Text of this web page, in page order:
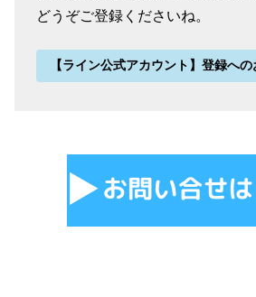
どうぞご登録くださいね。
【ライン公式アカウント】登録へ